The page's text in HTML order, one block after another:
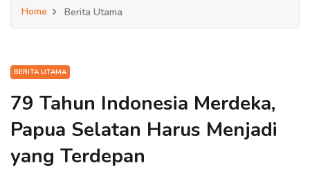
Home Berita Utama
BERITA UTAMA
79 Tahun Indonesia Merdeka,
Papua Selatan Harus Menjadi
yang Terdepan